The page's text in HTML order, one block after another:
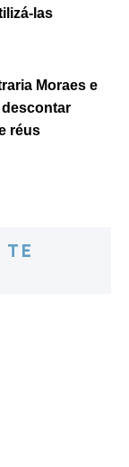
las
Moraes e
réus
TE